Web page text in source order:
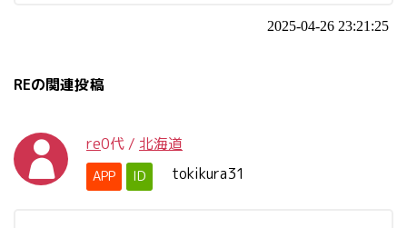
2025-04-26 23:21:25
REの関連投稿
re0代 / 北海道
APP ID tokikura31